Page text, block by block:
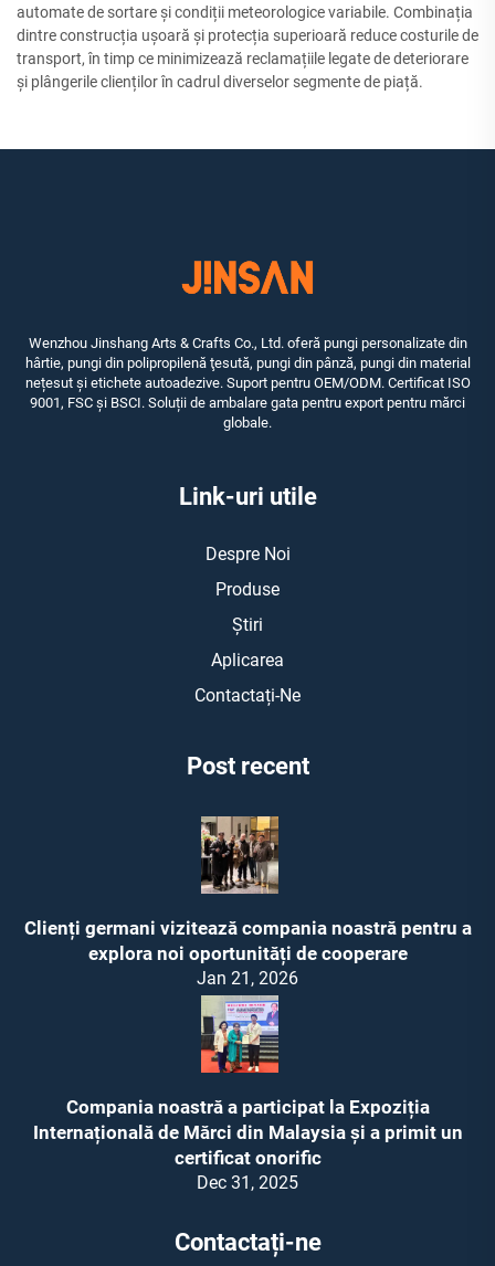
automate de sortare și condiții meteorologice variabile. Combinația
dintre construcția ușoară și protecția superioară reduce costurile de
transport, în timp ce minimizează reclamațiile legate de deteriorare
și plângerile clienților în cadrul diverselor segmente de piață.
Wenzhou Jinshang Arts & Crafts Co., Ltd. oferă pungi personalizate din
hârtie, pungi din polipropilenă ţesută, pungi din pânză, pungi din material
nețesut și etichete autoadezive. Suport pentru OEM/ODM. Certificat ISO
9001, FSC și BSCI. Soluții de ambalare gata pentru export pentru mărci
globale.
Link-uri utile
Despre Noi
Produse
Știri
Aplicarea
Contactați-Ne
Post recent
Clienți germani vizitează compania noastră pentru a
explora noi oportunități de cooperare
Jan 21, 2026
Compania noastră a participat la Expoziția
Internațională de Mărci din Malaysia și a primit un
certificat onorific
Dec 31, 2025
Contactați-ne